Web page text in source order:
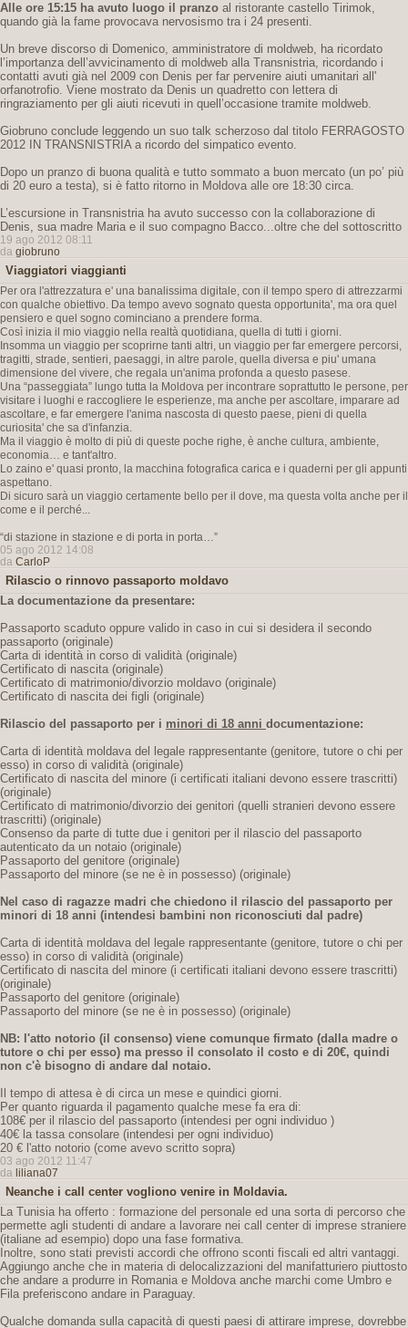
Alle ore 15:15 ha avuto luogo il pranzo al ristorante castello Tirimok,
quando già la fame provocava nervosismo tra i 24 presenti.
Un breve discorso di Domenico, amministratore di moldweb, ha ricordato
l’importanza dell’avvicinamento di moldweb alla Transnistria, ricordando i
contatti avuti già nel 2009 con Denis per far pervenire aiuti umanitari all'
orfanotrofio. Viene mostrato da Denis un quadretto con lettera di
ringraziamento per gli aiuti ricevuti in quell’occasione tramite moldweb.
Giobruno conclude leggendo un suo talk scherzoso dal titolo FERRAGOSTO
2012 IN TRANSNISTRIA a ricordo del simpatico evento.
Dopo un pranzo di buona qualità e tutto sommato a buon mercato (un po’ più
di 20 euro a testa), si è fatto ritorno in Moldova alle ore 18:30 circa.
L’escursione in Transnistria ha avuto successo con la collaborazione di
Denis, sua madre Maria e il suo compagno Bacco...oltre che del sottoscritto
19 ago 2012 08:11
da giobruno
Viaggiatori viaggianti
Per ora l'attrezzatura e' una banalissima digitale, con il tempo spero di attrezzarmi
con qualche obiettivo. Da tempo avevo sognato questa opportunita', ma ora quel
pensiero e quel sogno cominciano a prendere forma.
Così inizia il mio viaggio nella realtà quotidiana, quella di tutti i giorni.
Insomma un viaggio per scoprirne tanti altri, un viaggio per far emergere percorsi,
tragitti, strade, sentieri, paesaggi, in altre parole, quella diversa e piu' umana
dimensione del vivere, che regala un'anima profonda a questo pasese.
Una “passeggiata” lungo tutta la Moldova per incontrare soprattutto le persone, per
visitare i luoghi e raccogliere le esperienze, ma anche per ascoltare, imparare ad
ascoltare, e far emergere l'anima nascosta di questo paese, pieni di quella
curiosita' che sa d'infanzia.
Ma il viaggio è molto di più di queste poche righe, è anche cultura, ambiente,
economia… e tant'altro.
Lo zaino e' quasi pronto, la macchina fotografica carica e i quaderni per gli appunti
aspettano.
Di sicuro sarà un viaggio certamente bello per il dove, ma questa volta anche per il
come e il perché...
“di stazione in stazione e di porta in porta…”
05 ago 2012 14:08
da CarloP
Rilascio o rinnovo passaporto moldavo
La documentazione da presentare:
Passaporto scaduto oppure valido in caso in cui si desidera il secondo
passaporto (originale)
Carta di identità in corso di validità (originale)
Certificato di nascita (originale)
Certificato di matrimonio/divorzio moldavo (originale)
Certificato di nascita dei figli (originale)
Rilascio del passaporto per i minori di 18 anni documentazione:
Carta di identità moldava del legale rappresentante (genitore, tutore o chi per
esso) in corso di validità (originale)
Certificato di nascita del minore (i certificati italiani devono essere trascritti)
(originale)
Certificato di matrimonio/divorzio dei genitori (quelli stranieri devono essere
trascritti) (originale)
Consenso da parte di tutte due i genitori per il rilascio del passaporto
autenticato da un notaio (originale)
Passaporto del genitore (originale)
Passaporto del minore (se ne è in possesso) (originale)
Nel caso di ragazze madri che chiedono il rilascio del passaporto per
minori di 18 anni (intendesi bambini non riconosciuti dal padre)
Carta di identità moldava del legale rappresentante (genitore, tutore o chi per
esso) in corso di validità (originale)
Certificato di nascita del minore (i certificati italiani devono essere trascritti)
(originale)
Passaporto del genitore (originale)
Passaporto del minore (se ne è in possesso) (originale)
NB: l'atto notorio (il consenso) viene comunque firmato (dalla madre o
tutore o chi per esso) ma presso il consolato il costo e di 20€, quindi
non c'è bisogno di andare dal notaio.
Il tempo di attesa è di circa un mese e quindici giorni.
Per quanto riguarda il pagamento qualche mese fa era di:
108€ per il rilascio del passaporto (intendesi per ogni individuo )
40€ la tassa consolare (intendesi per ogni individuo)
20 € l'atto notorio (come avevo scritto sopra)
03 ago 2012 11:47
da liliana07
Neanche i call center vogliono venire in Moldavia.
La Tunisia ha offerto : formazione del personale ed una sorta di percorso che
permette agli studenti di andare a lavorare nei call center di imprese straniere
(italiane ad esempio) dopo una fase formativa.
Inoltre, sono stati previsti accordi che offrono sconti fiscali ed altri vantaggi.
Aggiungo anche che in materia di delocalizzazioni del manifatturiero piuttosto
che andare a produrre in Romania e Moldova anche marchi come Umbro e
Fila preferiscono andare in Paraguay.
Qualche domanda sulla capacità di questi paesi di attirare imprese, dovrebbe